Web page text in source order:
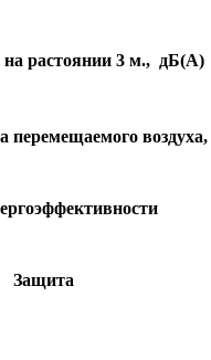
растоянии 3 м., дБ(А)
перемещаемого воздуха,
Защита